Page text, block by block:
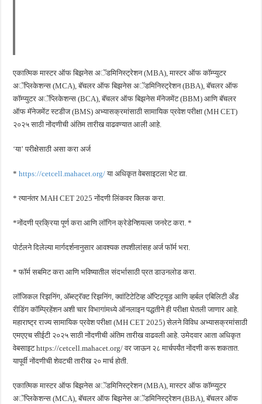
एकात्मिक मास्टर ऑफ बिझनेस अॅडमिनिस्ट्रेशन (MBA), मास्टर ऑफ कॉम्प्युटर
अॅप्लिकेशन्स (MCA), बॅचलर ऑफ बिझनेस अॅडमिनिस्ट्रेशन (BBA), बॅचलर ऑफ
कॉम्प्युटर अॅप्लिकेशन्स (BCA), बॅचलर ऑफ बिझनेस मॅनेजमेंट (BBM) आणि बॅचलर
ऑफ मॅनेजमेंट स्टडीज (BMS) अभ्यासक्रमांसाठी सामायिक प्रवेश परीक्षा (MH CET)
२०२५ साठी नोंदणीची अंतिम तारीख वाढवण्यात आली आहे.
‘या’ परीक्षेसाठी असा करा अर्ज
* https://cetcell.mahacet.org/या अधिकृत वेबसाइटला भेट द्या.
* त्यानंतर MAH CET 2025 नोंदणी लिंकवर क्लिक करा.
*नोंदणी प्रक्रिया पूर्ण करा आणि लॉगिन क्रेडेन्शियल्स जनरेट करा. *
पोर्टलने दिलेल्या मार्गदर्शनानुसार आवश्यक तपशीलांसह अर्ज फॉर्म भरा.
* फॉर्म सबमिट करा आणि भविष्यातील संदर्भासाठी प्रत डाउनलोड करा.
लॉजिकल रिझनिंग, अ‍ॅब्स्ट्रॅक्ट रिझनिंग, क्वांटिटेटिव्ह अ‍ॅप्टिट्यूड आणि व्हर्बल एबिलिटी अँड
रीडिंग कॉम्प्रिहेंशन अशी चार विभागांमध्ये ऑनलाइन पद्धतीने ही परीक्षा घेतली जाणार आहे.
महाराष्ट्र राज्य सामायिक प्रवेश परीक्षा (MH CET 2025) सेलने विविध अभ्यासक्रमांसाठी
एमएएच सीईटी २०२५ साठी नोंदणीची अंतिम तारीख वाढवली आहे. उमेदवार आता अधिकृत
वेबसाइट https://cetcell.mahacet.org/ वर जाऊन २८ मार्चपर्यंत नोंदणी करू शकतात.
यापूर्वी नोंदणीची शेवटची तारीख २० मार्च होती.
एकात्मिक मास्टर ऑफ बिझनेस अॅडमिनिस्ट्रेशन (MBA), मास्टर ऑफ कॉम्प्युटर
अॅप्लिकेशन्स (MCA), बॅचलर ऑफ बिझनेस अॅडमिनिस्ट्रेशन (BBA), बॅचलर ऑफ